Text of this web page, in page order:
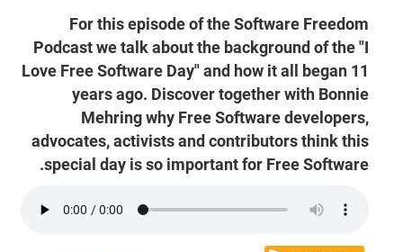
For this episode of the Software Freedom
Podcast we talk about the background of the "I
Love Free Software Day" and how it all began 11
years ago. Discover together with Bonnie
Mehring why Free Software developers,
advocates, activists and contributors think this
special day is so important for Free Software.